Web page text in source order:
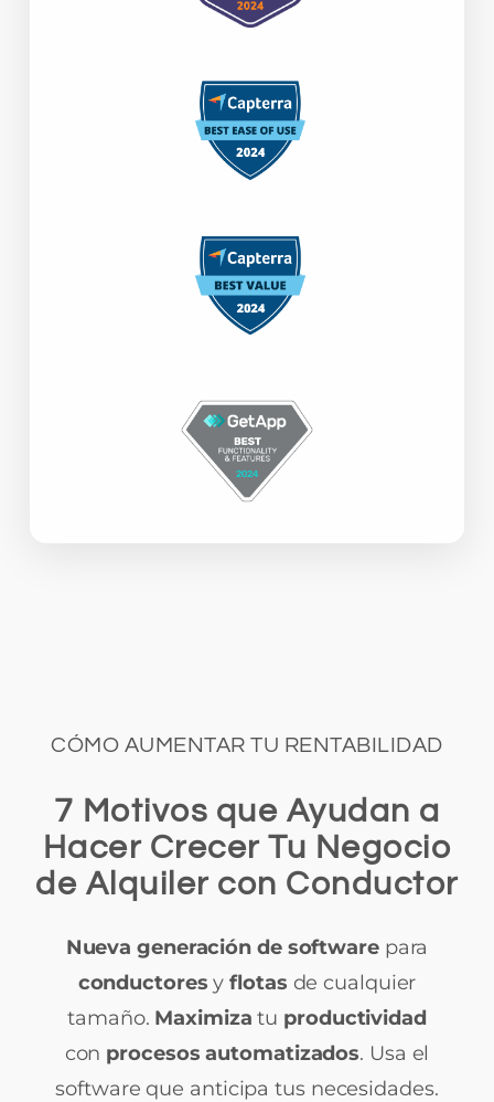
CÓMO AUMENTAR TU RENTABILIDAD
7 Motivos que Ayudan a
Hacer Crecer Tu Negocio
de Alquiler con Conductor
Nueva generación de softwarepara
conductoresyflotas de cualquier
tamaño. Maximizatu productividad
con procesos automatizados. Usa el
software que anticipa tus necesidades.